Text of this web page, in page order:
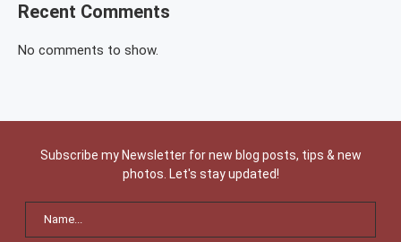
Recent Comments
No comments to show.
Subscribe my Newsletter for new blog posts, tips & new
photos. Let's stay updated!